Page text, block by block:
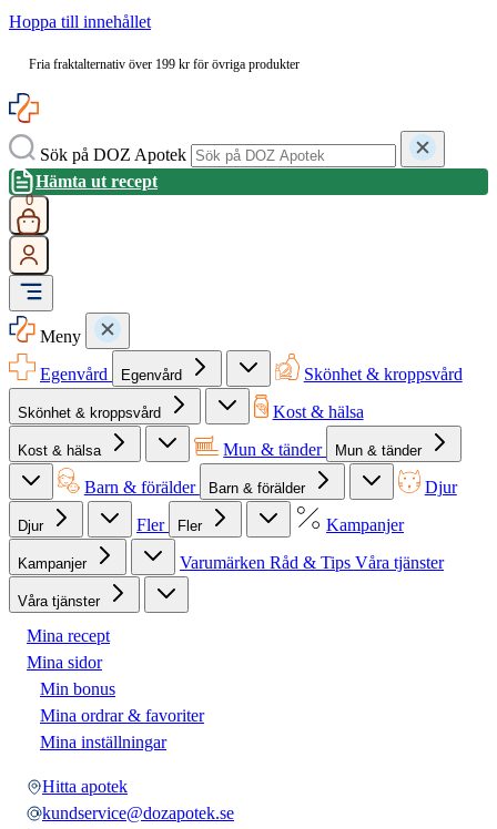
Hoppa till innehållet
Fria fraktalternativ över 199 kr för övriga produkter
Sök på DOZ Apotek
Hämta ut recept
0
Meny
Egenvård
Egenvård Skönhet & kroppsvård
Skönhet & kroppsvård Kost & hälsa
Kost & hälsa Mun & tänder Mun & tänder
Barn & förälder Barn & förälder Djur
Djur Fler Fler Kampanjer
Kampanjer Varumärken Råd & Tips Våra tjänster
Våra tjänster
Mina recept
Mina sidor
Min bonus
Mina ordrar & favoriter
Mina inställningar
Hitta apotek
kundservice@dozapotek.se